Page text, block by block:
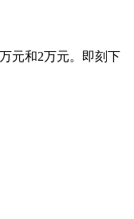
元和2万元。即刻下